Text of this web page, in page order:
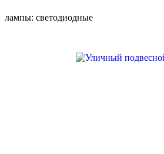
лампы: светодиодные